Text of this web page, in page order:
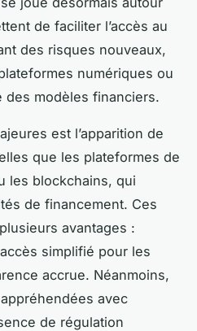
de faciliter l’accès au
des risques nouveaux,
numériques ou
des modèles financiers.
est l’apparition de
que les plateformes de
les blockchains, qui
de financement. Ces
avantages :
simplifié pour les
accrue. Néanmoins,
avec
de régulation